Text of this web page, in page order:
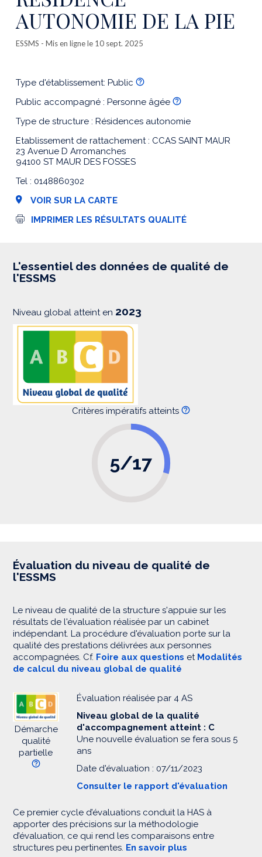
AUTONOMIE DE LA PIE
ESSMS - Mis en ligne le 10 sept. 2025
Type d'établissement: Public
Public accompagné : Personne âgée
Type de structure : Résidences autonomie
Etablissement de rattachement : CCAS SAINT MAUR
23 Avenue D Arromanches
94100 ST MAUR DES FOSSES
Tel : 0148860302
VOIR SUR LA CARTE
I
s
i
IMPRIMER LES RÉSULTATS QUALITÉ
L'essentiel des données de qualité de
l'ESSMS
Niveau global atteint en 2023
Critères impératifs atteints
5/17
Évaluation du niveau de qualité de
l'ESSMS
Le niveau de qualité de la structure s'appuie sur les
résultats de l'évaluation réalisée par un cabinet
indépendant. La procédure d'évaluation porte sur la
qualité des prestations délivrées aux personnes
accompagnées. Cf. Foire aux questions et Modalités
de calcul du niveau global de qualité
Démarche
qualité
partielle
Évaluation réalisée par 4 AS
Niveau global de la qualité
d'accompagnement atteint : C
Une nouvelle évaluation se fera sous 5
ans
Date d'évaluation : 07/11/2023
Consulter le rapport d'évaluation
Ce premier cycle d’évaluations conduit la HAS à
apporter des précisions sur la méthodologie
d’évaluation, ce qui rend les comparaisons entre
structures peu pertinentes. En savoir plus